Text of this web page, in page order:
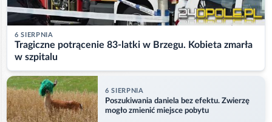
6 SIERPNIA
Tragiczne potrącenie 83-latki w Brzegu. Kobieta zmarła
w szpitalu
6 SIERPNIA
Poszukiwania daniela bez efektu. Zwierzę
mogło zmienić miejsce pobytu